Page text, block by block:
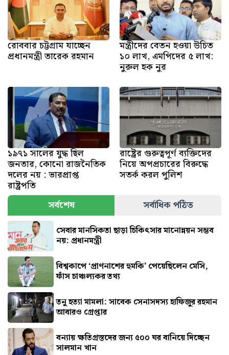
রোববার চট্টগ্রাম যাচ্ছেন
প্রধানমন্ত্রী তারেক রহমান
মন্ত্রীদের বেতন হওয়া উচিত
১০ লাখ, এমপিদের ৫ লাখ:
নুরুল হক নুর
১৯৭১ সালের যুদ্ধ ছিল
জনতার, কোনো রাজনৈতিক
দলের নয় : ভারপ্রাপ্ত
রাষ্ট্রপতি
রাষ্ট্রের গুরুত্বপূর্ণ ব্যক্তিদের
নিয়ে অপপ্রচারের বিরুদ্ধে
সতর্ক করল পুলিশ
সর্বশেষ সর্বাধিক পঠিত
সেবার মানসিকতা ছাড়া চিকিৎসার মানোন্নয়ন সম্ভব
নয়: প্রধানমন্ত্রী
বিশ্বকাপে ‘প্রাণনাশের হুমকি’ পেয়েছিলেন মেসি,
ফাঁস চাঞ্চল্যকর তথ্য
তনু হত্যা মামলা: সাবেক সেনাসদস্য হাফিজুর রহমান
আবারও গ্রেপ্তার
বন্যায় ক্ষতিগ্রস্তদের জন্য ৫০০ ঘর বানিয়ে দিচ্ছেন
সালমান খান